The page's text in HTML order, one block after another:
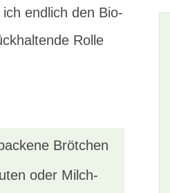
endlich den Bio-
Rolle
Brötchen
oder Milch-